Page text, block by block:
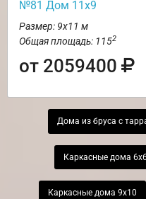
№81 Дом 11х9
Размер: 9х11 м
Общая площадь: 1152
от 2059400
Дома из бруса с
Каркасные дома
Каркасные дома 9х10